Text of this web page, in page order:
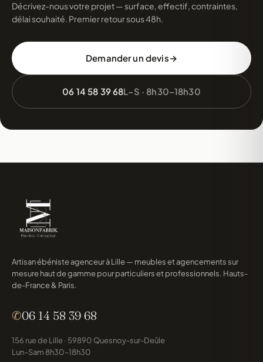
Décrivez-nous votre projet — surface, effectif, contraintes,
délai souhaité. Premier retour sous 48h.
Demander un devis
06 14 58 39 68L–S · 8h30–18h30
Artisan ébéniste agenceur à Lille — meubles et agencements sur
mesure haut de gamme pour particuliers et professionnels. Hauts-
de-France & Paris.
✆06 14 58 39 68
156 rue de Lille · 59890 Quesnoy-sur-Deûle
Lun–Sam 8h30–18h30